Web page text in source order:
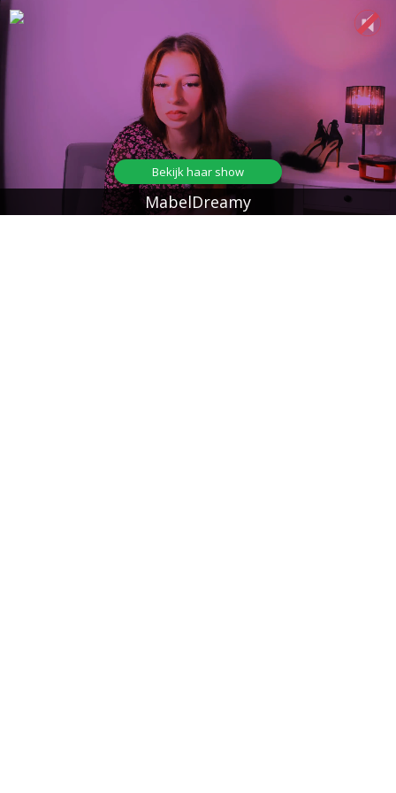
MabelDreamy
Bekijk haar show